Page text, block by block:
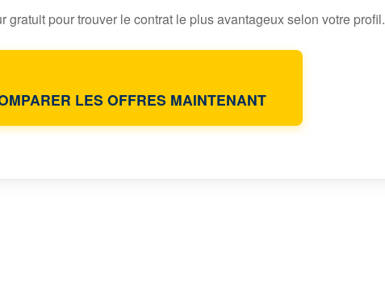
gratuit pour trouver le contrat le plus avantageux selon votre profil.
LES OFFRES MAINTENANT